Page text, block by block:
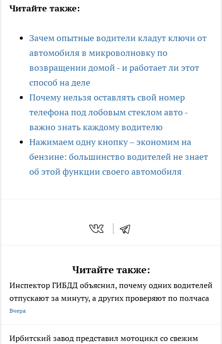
Читайте также:
Зачем опытные водители кладут ключи от
автомобиля в микроволновку по
возвращении домой - и работает ли этот
способ на деле
Почему нельзя оставлять свой номер
телефона под лобовым стеклом авто -
важно знать каждому водителю
Нажимаем одну кнопку – экономим на
бензине: большинство водителей не знает
об этой функции своего автомобиля
Читайте также:
Инспектор ГИБДД объяснил, почему одних водителей
отпускают за минуту, а других проверяют по полчаса
Вчера
Ирбитский завод представил мотоцикл со свежим